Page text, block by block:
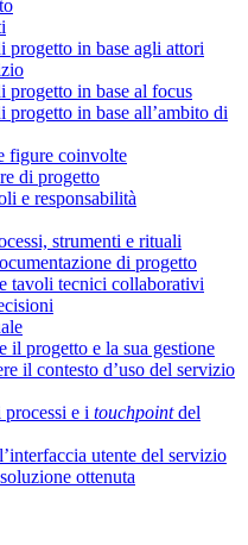
progetto in base agli attori
progetto in base al focus
in base all’ambito di
figure coinvolte
di progetto
e responsabilità
strumenti e rituali
di progetto
tavoli tecnici collaborativi
il progetto e la sua gestione
il contesto d’uso del servizio
e i touchpointdel
utente del servizio
ottenuta